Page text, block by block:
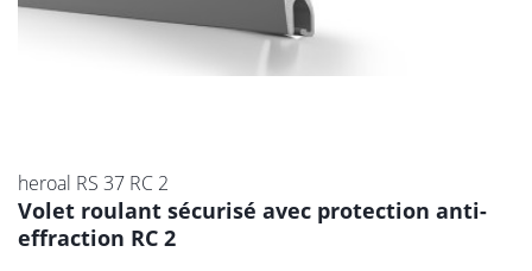
heroal RS 37 RC 2
Volet roulant sécurisé avec protection anti-
effraction RC 2